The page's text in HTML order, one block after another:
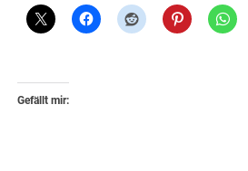
Gefällt mir: